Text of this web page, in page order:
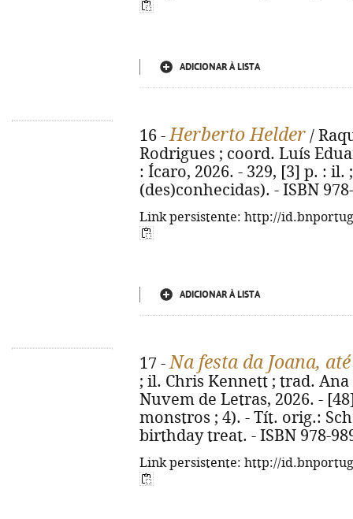
ADICIONAR À LISTA
16 -Herberto Helder /
Rodrigues ; coord. Luís
: Ícaro, 2026. - 329, [3] p. : il.
(des)conhecidas). - ISBN
Link persistente: http://
ADICIONAR À LISTA
17 -Na festa da Joana,
; il. Chris Kennett ; trad. Ana
Nuvem de Letras, 2026. -
monstros ; 4). - Tít. orig.:
birthday treat. - ISBN 978-
Link persistente: http://